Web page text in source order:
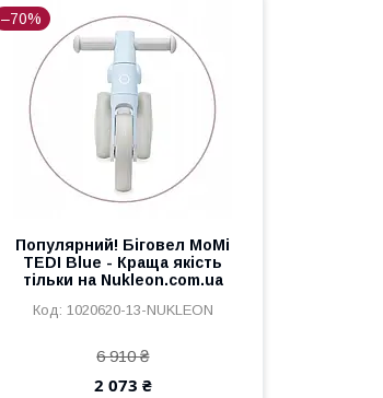
–70%
Популярний! Біговел MoMi
TEDI Blue - Краща якість
тільки на Nukleon.com.ua
1020620-13-NUKLEON
6 910 ₴
2 073 ₴